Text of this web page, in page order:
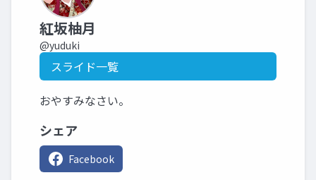
紅坂柚月
@yuduki
スライド一覧
おやすみなさい。
シェア
Facebook